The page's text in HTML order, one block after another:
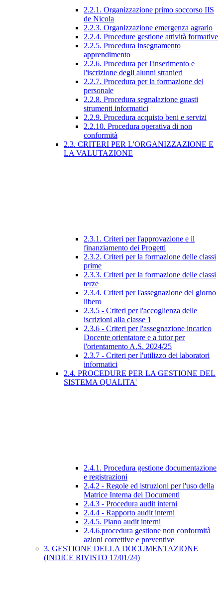
2.2.1. Organizzazione primo soccorso IIS
de Nicola
2.2.3. Organizzazione emergenza agrario
2.2.4. Procedure gestione attività formative
2.2.5. Procedura insegnamento
apprendimento
2.2.6. Procedura per l'inserimento e
l'iscrizione degli alunni stranieri
2.2.7. Procedura per la formazione del
personale
2.2.8. Procedura segnalazione guasti
strumenti informatici
2.2.9. Procedura acquisto beni e servizi
2.2.10. Procedura operativa di non
conformità
2.3. CRITERI PER L'ORGANIZZAZIONE E
LA VALUTAZIONE
2.3.1. Criteri per l'approvazione e il
finanziamento dei Progetti
2.3.2. Criteri per la formazione delle classi
prime
2.3.3. Criteri per la formazione delle classi
terze
2.3.4. Criteri per l'assegnazione del giorno
libero
2.3.5 - Criteri per l'accoglienza delle
iscrizioni alla classe 1
2.3.6 - Criteri per l'assegnazione incarico
Docente orientatore e a tutor per
l'orientamento A.S. 2024/25
2.3.7 - Criteri per l'utilizzo dei laboratori
informatici
2.4. PROCEDURE PER LA GESTIONE DEL
SISTEMA QUALITA'
2.4.1. Procedura gestione documentazione
e registrazioni
2.4.2 - Regole ed istruzioni per l'uso della
Matrice Interna dei Documenti
2.4.3 - Procedura audit interni
2.4.4 - Rapporto audit interni
2.4.5. Piano audit interni
2.4.6.procedura gestione non conformità
azioni correttive e preventive
3. GESTIONE DELLA DOCUMENTAZIONE
(INDICE RIVISTO 17/01/24)